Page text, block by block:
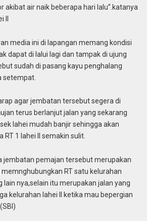
akibat air naik beberapa hari lalu”.katanya
media ini di lapangan memang kondisi
dapat di lalui lagi dan tampak di ujung
sudah di pasang kayu penghalang
setempat.
agar jembatan tersebut segera di
terus berlanjut jalan yang sekarang
lahei mudah banjir sehingga akan
1 lahei ll semakin sulit.
jembatan pemajan tersebut merupakan
RT satu kelurahan
lain nya,selain itu merupakan jalan yang
kelurahan lahei II ketika mau bepergian